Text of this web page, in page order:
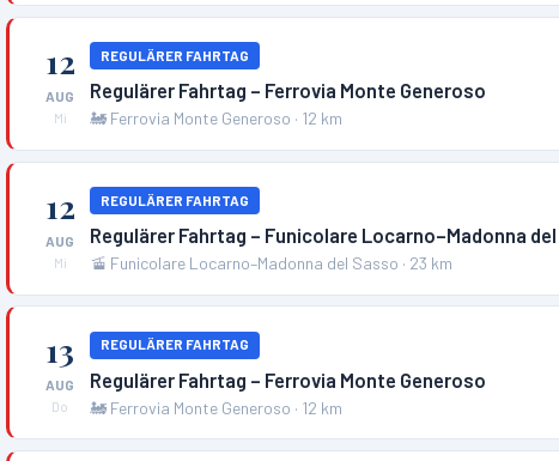
12
AUG
Mi
REGULÄRER FAHRTAG
Regulärer Fahrtag – Ferrovia Monte Generoso
🚂 Ferrovia Monte Generoso · 12 km
12
AUG
Mi
REGULÄRER FAHRTAG
Regulärer Fahrtag – Funicolare Locarno–Madonna
🚡 Funicolare Locarno–Madonna del Sasso · 23 km
13
AUG
Do
REGULÄRER FAHRTAG
Regulärer Fahrtag – Ferrovia Monte Generoso
🚂 Ferrovia Monte Generoso · 12 km